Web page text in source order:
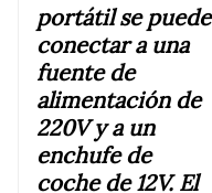
portátil se puede
conectar a una
fuente de
alimentación de
220V y a un
enchufe de
coche de 12V. El